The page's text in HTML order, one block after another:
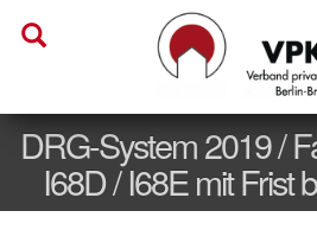
DRG-System 2019 /
I68D / I68E mit Frist